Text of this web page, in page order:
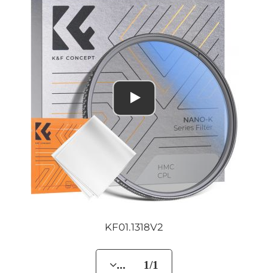
KF01.1318V2
... 1/1